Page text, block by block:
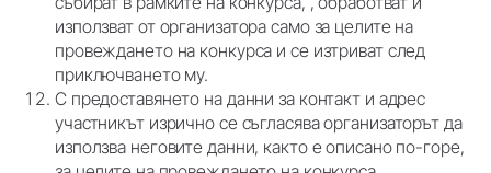
използват от организатора само за целите на
провеждането на конкурса и се изтриват след
приключването му.
С предоставянето на данни за контакт и адрес
участникът изрично се съгласява организаторът да
използва неговите данни, както е описано по-горе,